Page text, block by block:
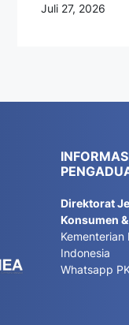
Juli 27, 2026
Direktorat
Konsumen
Indonesia
Whatsapp